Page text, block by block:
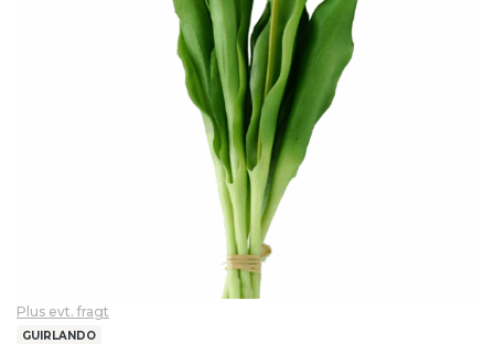
Plus evt. fragt
GUIRLANDO